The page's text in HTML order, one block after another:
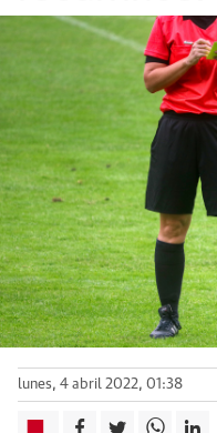
lunes, 4 abril 2022, 01:38